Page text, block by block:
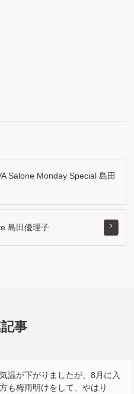
Salone Monday Special 島田
島田優理子
事
温が下がりましたが、8月に入
も梅雨明けをして、やはり